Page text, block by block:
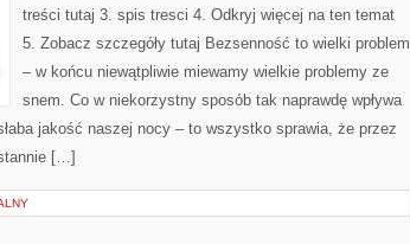
treści tutaj 3. spis tresci 4. Odkryj więcej na ten temat
5. Zobacz szczegóły tutaj Bezsenność to wielki problem
– w końcu niewątpliwie miewamy wielkie problemy ze
snem. Co w niekorzystny sposób tak naprawdę wpływa
jakość naszej nocy – to wszystko sprawia, że przez
[…]